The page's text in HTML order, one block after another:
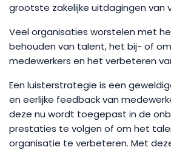
grootste zakelijke uitdagingen van
Veel organisaties worstelen met
behouden van talent, het bij- of
medewerkers en het verbeteren
Een luisterstrategie is een
en eerlijke feedback van
deze nu wordt toegepast in de
prestaties te volgen of om het
organisatie te verbeteren. Met